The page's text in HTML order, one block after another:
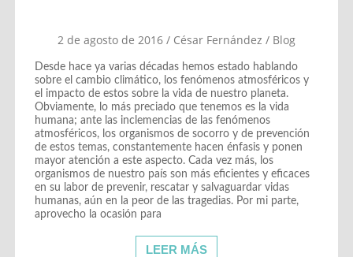
2 de agosto de 2016/ César Fernández / Blog
Desde hace ya varias décadas hemos estado hablando
sobre el cambio climático, los fenómenos atmosféricos y
el impacto de estos sobre la vida de nuestro planeta.
Obviamente, lo más preciado que tenemos es la vida
humana; ante las inclemencias de las fenómenos
atmosféricos, los organismos de socorro y de prevención
de estos temas, constantemente hacen énfasis y ponen
mayor atención a este aspecto. Cada vez más, los
organismos de nuestro país son más eficientes y eficaces
en su labor de prevenir, rescatar y salvaguardar vidas
humanas, aún en la peor de las tragedias. Por mi parte,
aprovecho la ocasión para
LEER MÁS